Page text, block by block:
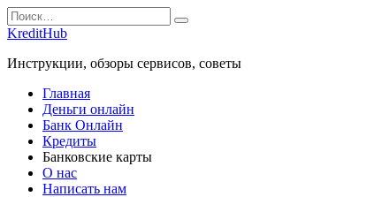
Перейти
к
Search
for:
KreditHub
Инструкции, обзоры сервисов, советы
Главная
Деньги онлайн
Банк Онлайн
Кредиты
Банковские карты
О нас
Написать нам